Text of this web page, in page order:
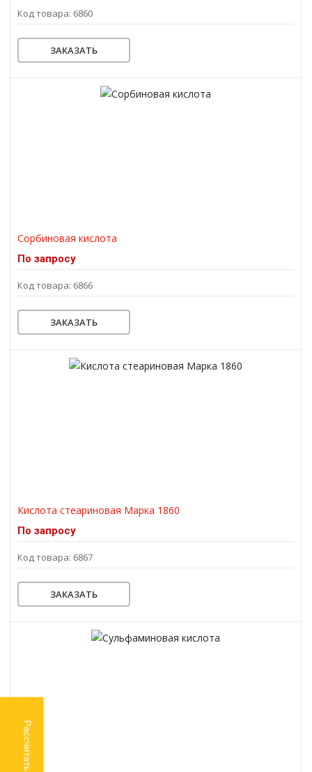
Код товара: 6860
ЗАКАЗАТЬ
Сорбиновая кислота
По запросу
Код товара: 6866
ЗАКАЗАТЬ
Кислота стеариновая Марка 1860
По запросу
Код товара: 6867
ЗАКАЗАТЬ